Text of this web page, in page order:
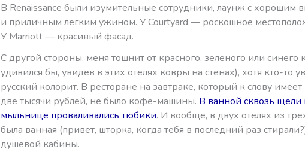
В Renaissance были изумительные сотрудники, лаунж с хорошим
и приличным легким ужином. У Courtyard — роскошное
У Marriott — красивый фасад.
С другой стороны, меня тошнит от красного, зеленого или синего
удивился бы, увидев в этих отелях ковры на стенах), хотя кто-то
русский колорит. В ресторане на завтраке, который к слову
две тысячи рублей, не было кофе-машины. В ванной сквозь щели
мыльнице проваливались тюбики. И вообще, в двух отелях из
была ванная (привет, шторка, когда тебя в последний раз
душевой кабины.